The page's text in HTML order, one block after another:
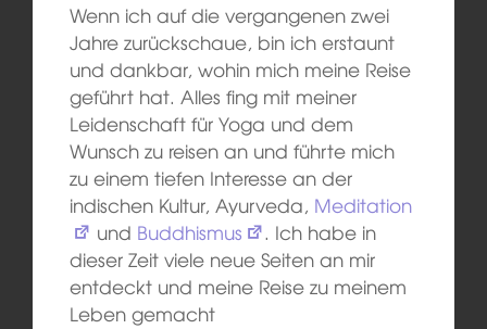
Wenn ich auf die vergangenen zwei
Jahre zurückschaue, bin ich erstaunt
und dankbar, wohin mich meine Reise
geführt hat. Alles fing mit meiner
Leidenschaft für Yoga und dem
Wunsch zu reisen an und führte mich
zu einem tiefen Interesse an der
indischen Kultur, Ayurveda, Meditation
und Buddhismus
. Ich habe in
dieser Zeit viele neue Seiten an mir
entdeckt und meine Reise zu meinem
Leben gemacht